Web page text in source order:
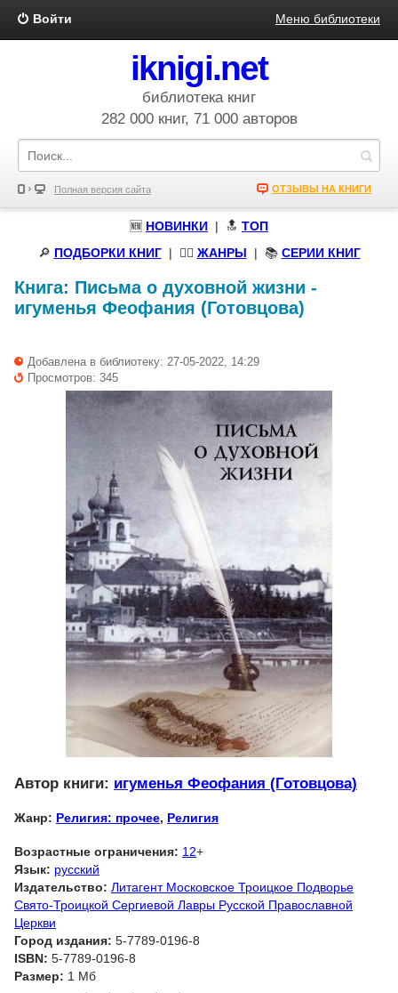
Войти Меню библиотеки
iknigi.net
библиотека книг
282 000 книг, 71 000 авторов
Полная версия сайта ОТЗЫВЫ НА КНИГИ
🆕 НОВИНКИ | 🔝 ТОП
🔎 ПОДБОРКИ КНИГ| 🧝‍♀️ ЖАНРЫ | 📚 СЕРИИ КНИГ
Книга: Письма о духовной жизни -
игуменья Феофания (Готовцова)
Добавлена в библиотеку: 27-05-2022, 14:29
Просмотров: 345
Автор книги: игуменья Феофания (Готовцова)
Жанр: Религия: прочее, Религия
Возрастные ограничения: 12+
Язык: русский
Издательство: Литагент Московское Троицкое Подворье
Свято-Троицкой Сергиевой Лавры Русской Православной
Церкви
Город издания: 5-7789-0196-8
ISBN: 5-7789-0196-8
Размер: 1 Мб